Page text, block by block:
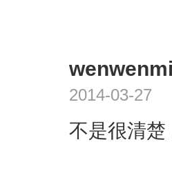
2014-03-27
不是很清楚